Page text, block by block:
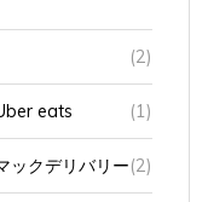
(2)
eats (1)
ックデリバリー(2)
前館 (7)